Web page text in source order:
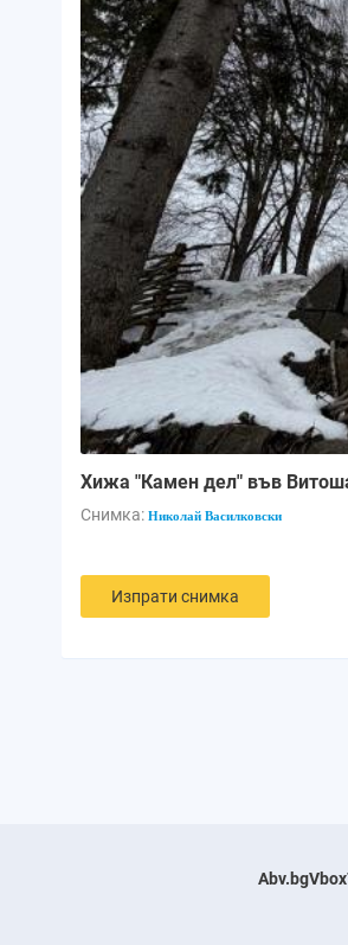
Хижа "Камен дел" във
Снимка: Николай Василковски
Изпрати снимка
Abv.bg